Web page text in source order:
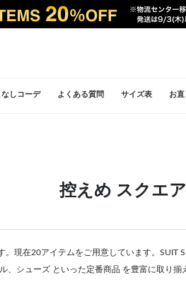
しコーデ よくある質問 サイズ表 お
控えめ スクエ
。現在20アイテムをご用意しています。SUIT
、シューズ といった定番商品 を豊富に取り揃